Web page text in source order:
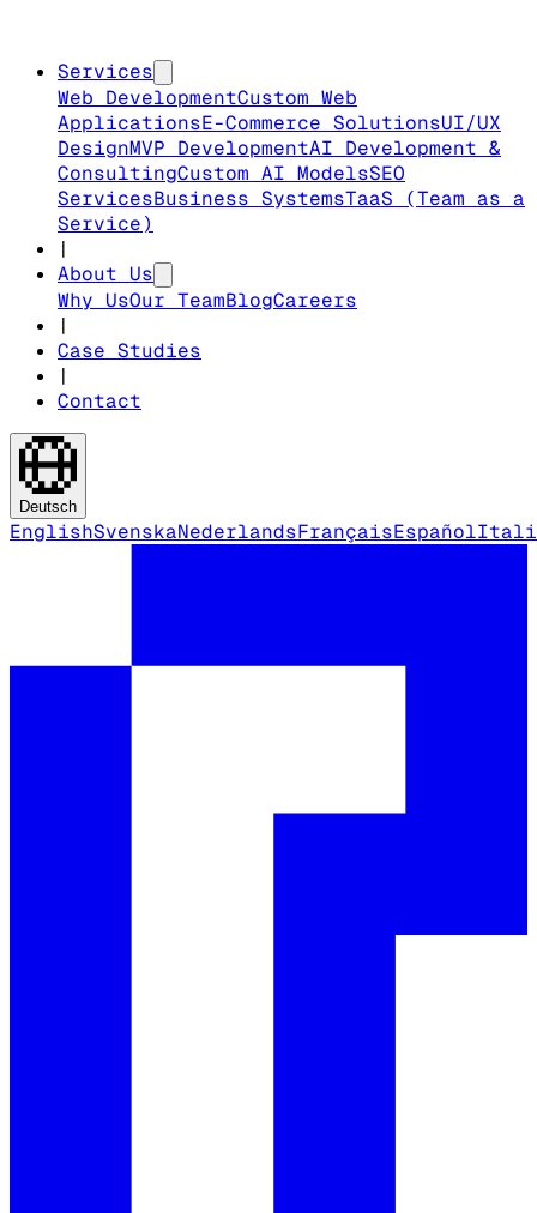
Services
Web DevelopmentCustom Web
ApplicationsE-Commerce SolutionsUI/UX
DesignMVP DevelopmentAI Development &
ConsultingCustom AI ModelsSEO
ServicesBusiness SystemsTaaS (Team as a
Service)
|
About Us
Why UsOur TeamBlogCareers
|
Case Studies
|
Contact
Deutsch
EnglishSvenskaNederlandsFrançaisEspañol